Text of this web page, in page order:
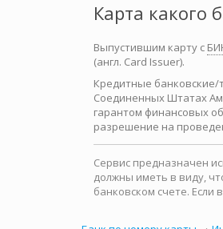
Карта какого
Выпустившим карту с
(англ. Card Issuer).
Кредитные банковские/
Соединенных Штатах
гарантом финансовых
разрешение на
Сервис предназначен
должны иметь в виду,
банковском счете.